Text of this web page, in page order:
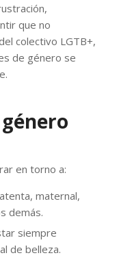
que no
colectivo LGTB+,
de género se
en torno a:
maternal,
demás.
siempre
de belleza.